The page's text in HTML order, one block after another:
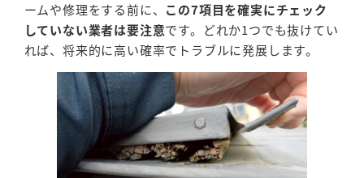
ームや修理をする前に、 この7項目を確実にチェック
していない業者は要注意です。どれか1つでも抜けてい
れば、将来的に高い確率でトラブルに発展します。